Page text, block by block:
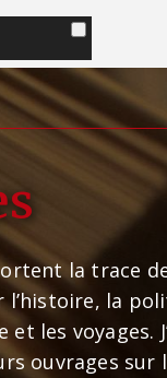
la trace
la
les voyages.
ouvrages sur